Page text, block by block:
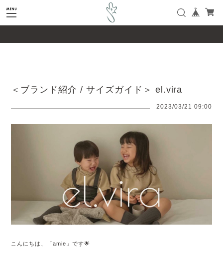
google-site-verification=SHQu5n4yz7-
tPsbAaiX89DBKMypZL6raQx7JsECLt-4
＜ブランド紹介 / サイズガイド＞ el.vira
2023/03/21 09:00
こんにちは、「amie」です🌟